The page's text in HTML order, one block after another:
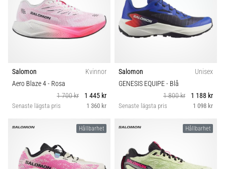
Salomon
Kvinnor
Aero Blaze 4- Rosa
1 700 kr
1 445 kr
Senaste lägsta pris 1 360 kr
Salomon
Unisex
GENESIS EQUIPE- Blå
1 800 kr
1 188 kr
Senaste lägsta pris 1 098 kr
Hållbarhet Hållbarhet